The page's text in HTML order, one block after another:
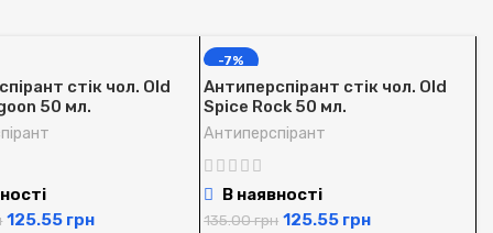
стік чол. Old
50 мл.
125.55 грн
-7%
Антиперспірант стік чол. Old
Spice Rock 50 мл.
Антиперспірант
В наявності
135.00грн 125.55 грн